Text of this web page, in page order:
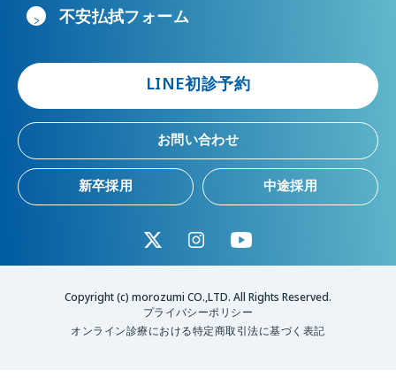
不安払拭フォーム
LINE初診予約
お問い合わせ
新卒採用 中途採用
Copyright (c) morozumi CO.,LTD. All Rights Reserved.
プライバシーポリシー
オンライン診療における特定商取引法に基づく表記